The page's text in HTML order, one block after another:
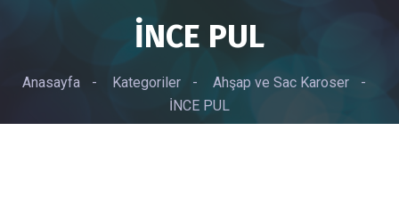
İNCE PUL
Anasayfa - Kategoriler - Ahşap ve Sac Karoser
-
İNCE PUL